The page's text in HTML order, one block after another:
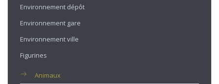
Environnement dépôt
Environnement gare
Environnement ville
Figurines
Animaux